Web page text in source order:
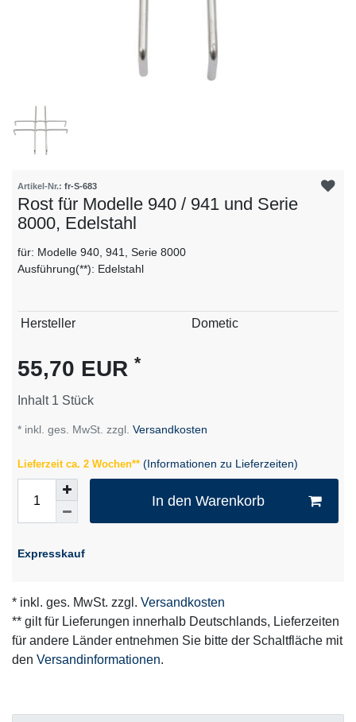
Artikel-Nr.: fr-S-683
Rost für Modelle 940 / 941 und Serie
8000, Edelstahl
für: Modelle 940, 941, Serie 8000
Ausführung(**): Edelstahl
Technisches
Wert
Hersteller Dometic
55,70 EUR *
Inhalt 1 Stück
* inkl. ges. MwSt. zzgl. Versandkosten
Lieferzeit ca. 2 Wochen** (Informationen zu Lieferzeiten)
In den Warenkorb
Expresskauf
* inkl. ges. MwSt. zzgl. Versandkosten
** gilt für Lieferungen innerhalb Deutschlands, Lieferzeiten
für andere Länder entnehmen Sie bitte der Schaltfläche mit
den Versandinformationen.